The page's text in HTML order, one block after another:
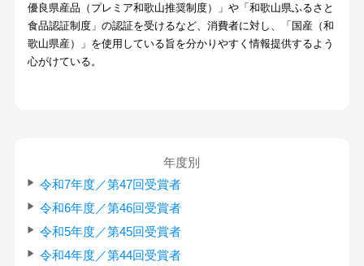
優良県産品（プレミア和歌山推奨制度）」や「和歌山県ふるさと
食品認証制度」の認証を受けるなど、消費者に対し、「国産（和
歌山県産）」を使用している旨を分かりやすく情報提供するよう
心がけている。
年度別
令和7年度／第47回受賞者
令和6年度／第46回受賞者
令和5年度／第45回受賞者
令和4年度／第44回受賞者